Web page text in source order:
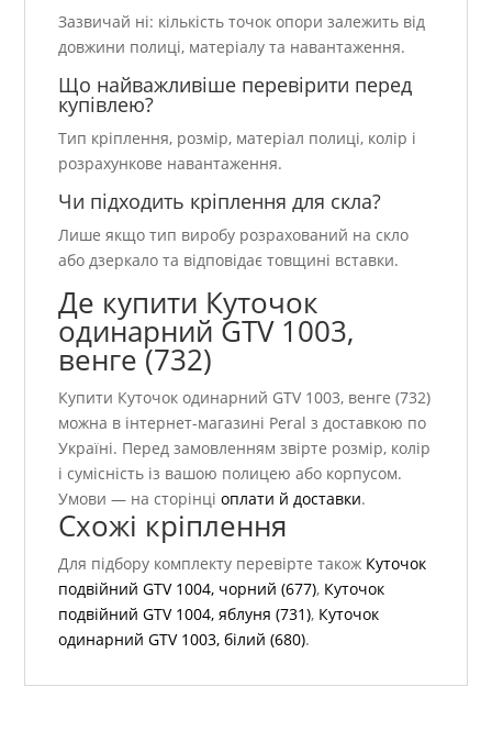
Зазвичай ні: кількість точок опори залежить від
довжини полиці, матеріалу та навантаження.
Що найважливіше перевірити перед
купівлею?
Тип кріплення, розмір, матеріал полиці, колір і
розрахункове навантаження.
Чи підходить кріплення для скла?
Лише якщо тип виробу розрахований на скло
або дзеркало та відповідає товщині вставки.
Де купити Куточок
одинарний GTV 1003,
венге (732)
Купити Куточок одинарний GTV 1003, венге (732)
можна в інтернет-магазині Peral з доставкою по
Україні. Перед замовленням звірте розмір, колір
і сумісність із вашою полицею або корпусом.
Умови — на сторінціоплати й доставки.
Схожі кріплення
Для підбору комплекту перевірте також Куточок
подвійний GTV 1004, чорний (677), Куточок
подвійний GTV 1004, яблуня (731), Куточок
одинарний GTV 1003, білий (680).